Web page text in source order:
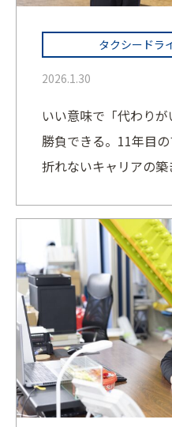
タクシードラ
2026.1.30
いい意味で「代わり
勝負できる。11年目
折れないキャリアの築